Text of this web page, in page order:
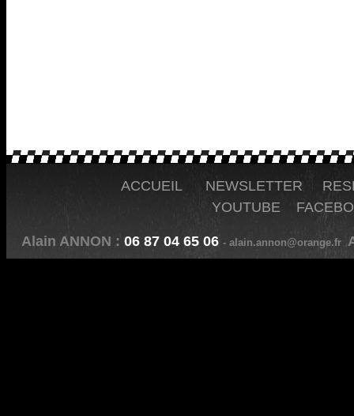
ACCUEIL NEWSLETTER
YOUTUBE
Alain ANNON : 06 87 04 65 06 - alain.annon@orange.fr